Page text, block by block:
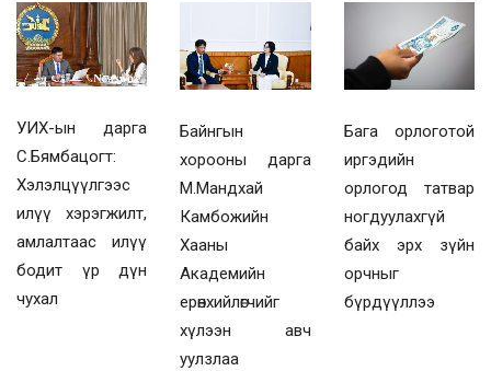
УИХ-ын дарга
С.Бямбацогт:
Хэлэлцүүлгээс
илүү хэрэгжилт,
амлалтаас илүү
бодит үр дүн
чухал
Байнгын
хорооны дарга
М.Мандхай
Камбожийн
Хааны
Академийн
ерөнхийлөгчийг
хүлээн авч
уулзлаа
Бага орлоготой
иргэдийн
орлогод татвар
ногдуулахгүй
байх эрх зүйн
орчныг
бүрдүүллээ